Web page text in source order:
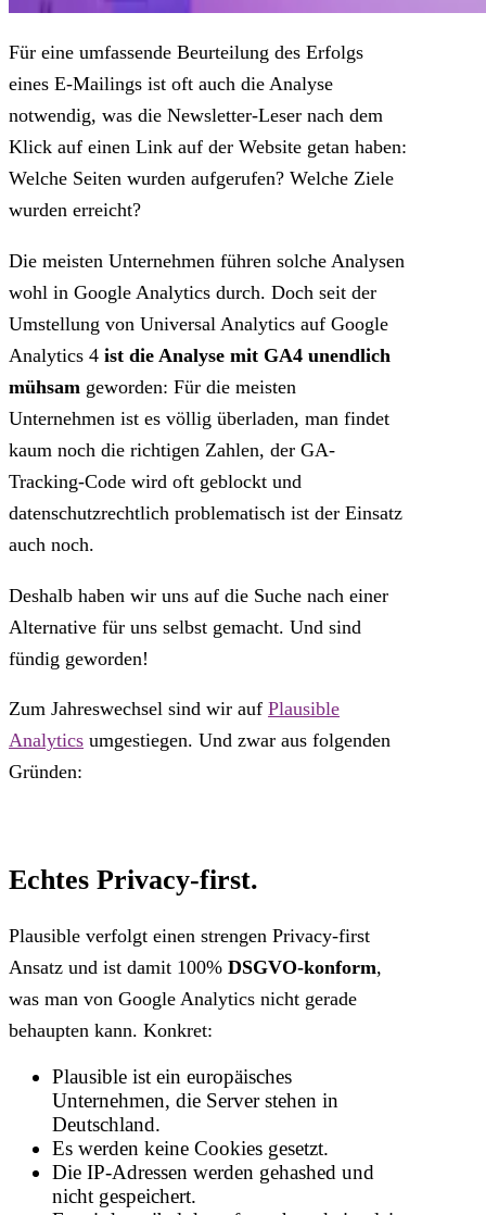
Für eine umfassende Beurteilung des Erfolgs
eines E-Mailings ist oft auch die Analyse
notwendig, was die Newsletter-Leser nach dem
Klick auf einen Link auf der Website getan haben:
Welche Seiten wurden aufgerufen? Welche Ziele
wurden erreicht?
Die meisten Unternehmen führen solche Analysen
wohl in Google Analytics durch. Doch seit der
Umstellung von Universal Analytics auf Google
Analytics 4 ist die Analyse mit GA4 unendlich
mühsam geworden: Für die meisten
Unternehmen ist es völlig überladen, man findet
kaum noch die richtigen Zahlen, der GA-
Tracking-Code wird oft geblockt und
datenschutzrechtlich problematisch ist der Einsatz
auch noch.
Deshalb haben wir uns auf die Suche nach einer
Alternative für uns selbst gemacht. Und sind
fündig geworden!
Zum Jahreswechsel sind wir auf Plausible
Analytics umgestiegen. Und zwar aus folgenden
Gründen:
Echtes Privacy-first.
Plausible verfolgt einen strengen Privacy-first
Ansatz und ist damit 100% DSGVO-konform,
was man von Google Analytics nicht gerade
behaupten kann. Konkret:
Plausible ist ein europäisches
Unternehmen, die Server stehen in
Deutschland.
Es werden keine Cookies gesetzt.
Die IP-Adressen werden gehashed und
nicht gespeichert.